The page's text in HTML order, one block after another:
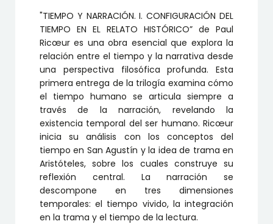
EL
RELATO
HISTÓRICO
cantidad
"TIEMPO Y NARRACIÓN. I. CONFIGURACIÓN DEL
TIEMPO EN EL RELATO HISTÓRICO” de Paul
Ricœur es una obra esencial que explora la
relación entre el tiempo y la narrativa desde
una perspectiva filosófica profunda. Esta
primera entrega de la trilogía examina cómo
el tiempo humano se articula siempre a
través de la narración, revelando la
existencia temporal del ser humano. Ricœur
inicia su análisis con los conceptos del
tiempo en San Agustín y la idea de trama en
Aristóteles, sobre los cuales construye su
reflexión central. La narración se
descompone en tres dimensiones
temporales: el tiempo vivido, la integración
en la trama y el tiempo de la lectura.